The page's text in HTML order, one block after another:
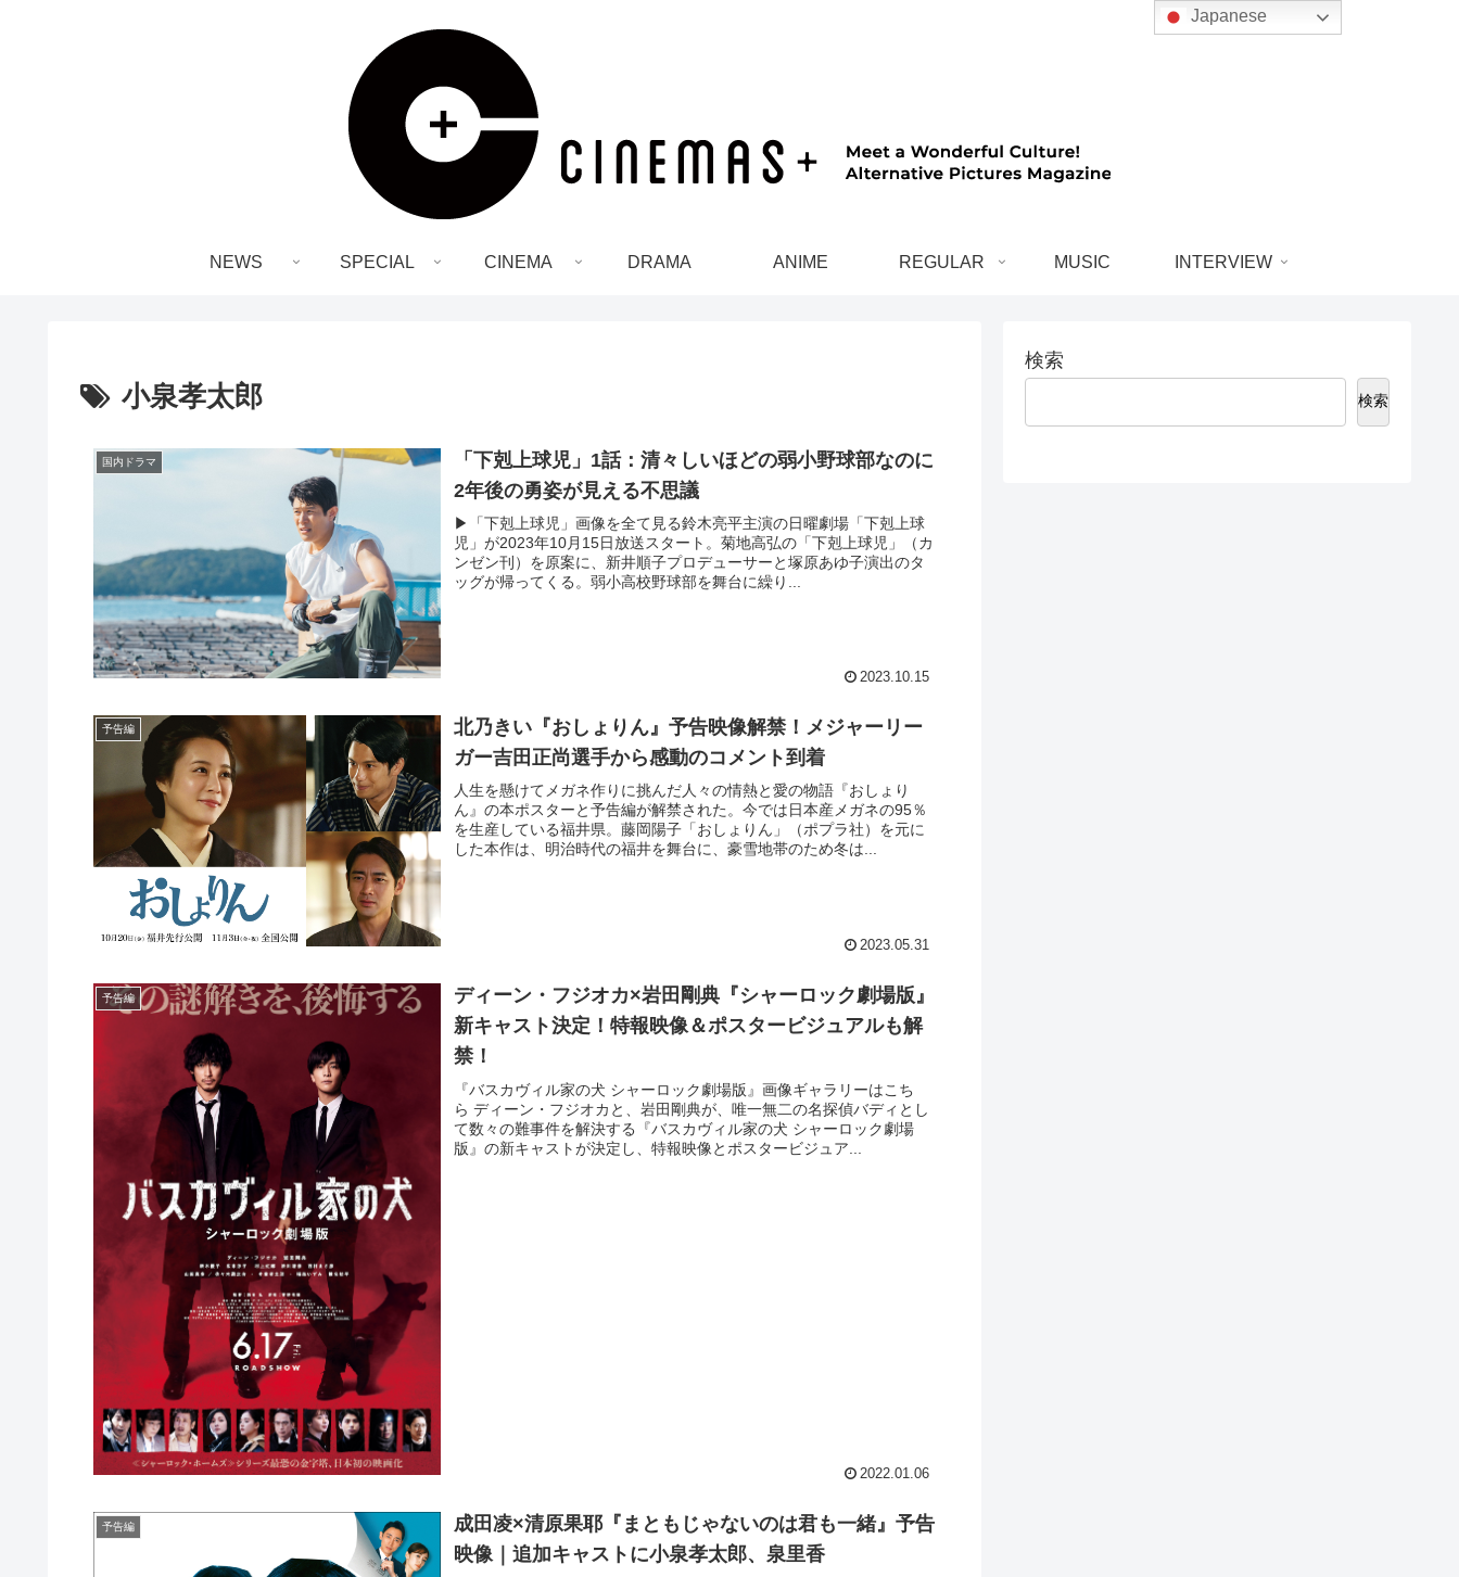
NEWS SPECIAL CINEMA DRAMA ANIME REGULAR MUSIC INTERVIEW
小泉孝太郎
国内ドラマ
「下剋上球児」1話：清々しいほどの弱小野球部なのに
2年後の勇姿が見える不思議
▶︎「下剋上球児」画像を全て見る鈴木亮平主演の日曜劇場「下剋上球
児」が2023年10月15日放送スタート。菊地高弘の「下剋上球児」（カ
ンゼン刊）を原案に、新井順子プロデューサーと塚原あゆ子演出のタ
ッグが帰ってくる。弱小高校野球部を舞台に繰り...
2023.10.15
予告編
北乃きい『おしょりん』予告映像解禁！メジャーリー
ガー吉田正尚選手から感動のコメント到着
人生を懸けてメガネ作りに挑んだ人々の情熱と愛の物語『おしょり
ん』の本ポスターと予告編が解禁された。今では日本産メガネの95％
を生産している福井県。藤岡陽子「おしょりん」（ポプラ社）を元に
した本作は、明治時代の福井を舞台に、豪雪地帯のため冬は...
2023.05.31
予告編
ディーン・フジオカ×岩田剛典『シャーロック劇場版』
新キャスト決定！特報映像＆ポスタービジュアルも解
禁！
『バスカヴィル家の犬 シャーロック劇場版』画像ギャラリーはこち
ら ディーン・フジオカと、岩田剛典が、唯一無二の名探偵バディとし
て数々の難事件を解決する『バスカヴィル家の犬 シャーロック劇場
版』の新キャストが決定し、特報映像とポスタービジュア...
2022.01.06
予告編
成田凌×清原果耶『まともじゃないのは君も一緒』予告
映像｜追加キャストに小泉孝太郎、泉里香
検索
検索
Japanese